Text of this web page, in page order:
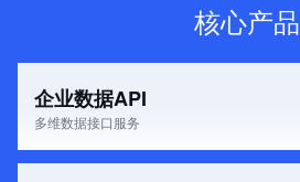
核心产品
企业数据API
多维数据接口服务